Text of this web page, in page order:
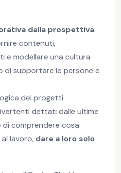
dalla prospettiva
contenuti,
e modellare una cultura
di supportare le persone e
dei progetti
dettati dalle ultime
comprendere cosa
lavoro, dare a loro solo